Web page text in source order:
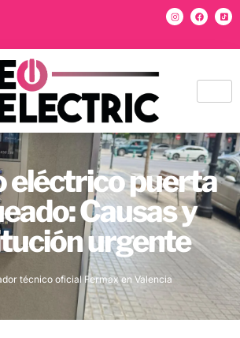
eléctrico puerta
Causas y
urgente
técnico oficial Fermax en Valencia